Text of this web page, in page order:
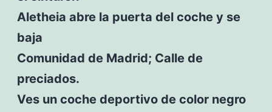
Aletheia abre la puerta del coche y se
baja
Comunidad de Madrid; Calle de
preciados.
Ves un coche deportivo de color negro